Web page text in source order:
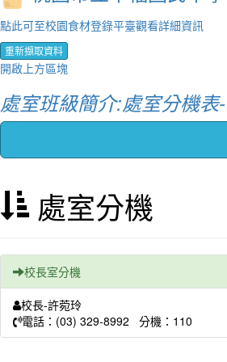
點此可至校園食材登錄平臺觀看詳細資訊
重新擷取資料
開啟上方區塊
處室班級簡介:處室分機表
處室分機
校長室分機
校長-許菀玲
電話：(03) 329-8992 分機：110